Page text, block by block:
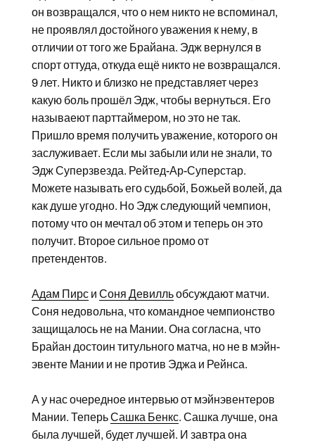
он возвращался, что о нем никто не вспоминал,
не проявлял достойного уважения к нему, в
отличии от того же Брайана. Эдж вернулся в
спорт оттуда, откуда ещё никто не возвращался.
9 лет. Никто и близко не представляет через
какую боль прошёл Эдж, чтобы вернуться. Его
называеют парттаймером, но это не так.
Пришло время получить уважение, которого он
заслуживает. Если мы забыли или не знали, то
Эдж Суперзвезда. Рейтед-Ар-Суперстар.
Можете называть его судьбой, Божьей волей, да
как душе угодно. Но Эдж следующий чемпион,
потому что он мечтал об этом и теперь он это
получит. Второе сильное промо от
претендентов.
Адам Пирси Соня Девилльобсуждают матчи.
Соня недовольна, что командное чемпионство
защищалось не на Мании. Она согласна, что
Брайан достоин титульного матча, но не в мэйн-
эвенте Мании и не против Эджа и Рейнса.
А у нас очередное интервью от мэйнэвентеров
Мании. ТеперьСашка Бенкс. Сашка лучше, она
была лучшей, будет лучшей. И завтра она